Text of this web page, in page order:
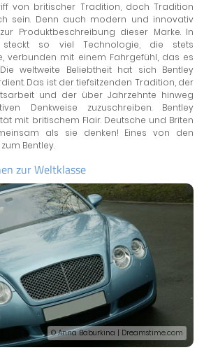
von britischer Tradition, doch Tradition
sein. Denn auch modern und innovativ
Produktbeschreibung dieser Marke. In
steckt so viel Technologie, die stets
verbunden mit einem Fahrgefühl, das es
weltweite Beliebtheit hat sich Bentley
Das ist der tiefsitzenden Tradition, der
und der über Jahrzehnte hinweg
Denkweise zuzuschreiben. Bentley
mit britischem Flair. Deutsche und Briten
als sie denken! Eines von den
Bentley.
zur Weltklasse
© Anna Baburkina | Dreamstime.com